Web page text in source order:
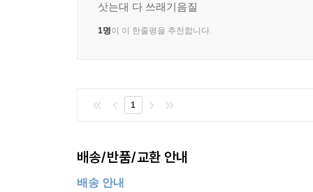
삿는대 다 쓰래기음질
1명이 이 한줄평을 추천합니다.
1
배송/반품/교환 안내
배송 안내